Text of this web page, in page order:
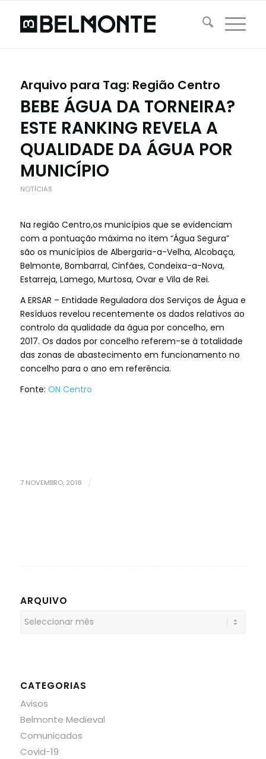
Arquivo para Tag: Região Centro
BEBE ÁGUA DA TORNEIRA?
ESTE RANKING REVELA A
QUALIDADE DA ÁGUA POR
MUNICÍPIO
NOTÍCIAS
Na região Centro,os municípios que se evidenciam
com a pontuação máxima no item “Água Segura”
são os municípios de Albergaria-a-Velha, Alcobaça,
Belmonte, Bombarral, Cinfães, Condeixa-a-Nova,
Estarreja, Lamego, Murtosa, Ovar e Vila de Rei.
A ERSAR – Entidade Reguladora dos Serviços de Água e
Resíduos revelou recentemente os dados relativos ao
controlo da qualidade da água por concelho, em
2017. Os dados por concelho referem-se à totalidade
das zonas de abastecimento em funcionamento no
concelho para o ano em referência.
Fonte: ON Centro
7 NOVEMBRO, 2018 /
ARQUIVO
CATEGORIAS
Avisos
Belmonte Medieval
Comunicados
Covid-19